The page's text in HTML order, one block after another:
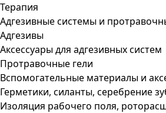
Терапия
Адгезивные системы и
Адгезивы
Аксессуары для адгезивных систем
Протравочные гели
Вспомогательные материалы и
Герметики, силанты, серебрение
Изоляция рабочего поля,